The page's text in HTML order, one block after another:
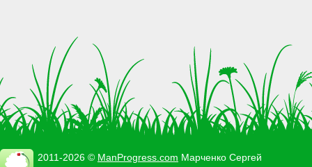
2011-2026 © ManProgress.com Марченко Сергей